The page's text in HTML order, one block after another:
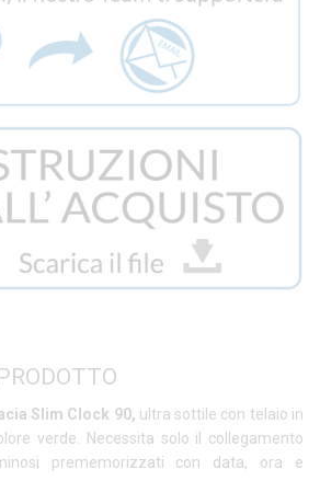
Slim Clock 90, ultra sottile con telaio in
verde. Necessita solo il collegamento
prememorizzati con data, ora e